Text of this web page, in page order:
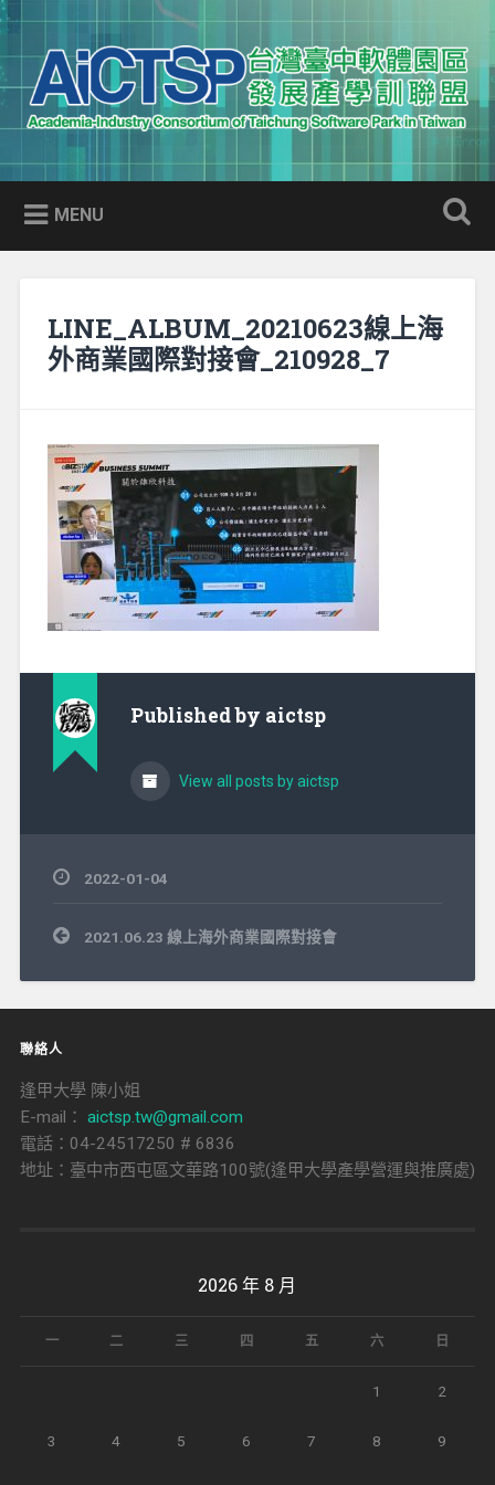
Skip
to
content
Search
AICTSP 台灣臺中軟體園區發展
產學訓聯盟
Academia-Industry Consortium of Taichung Software Park
in Taiwan
MENU
LINE_ALBUM_20210623線上海
外商業國際對接會_210928_7
Published by aictsp
View all posts by aictsp
2022-01-04
文
章
覽
2021.06.23 線上海外商業國際對接會
聯絡人
逢甲大學 陳小姐
E-mail： aictsp.tw@gmail.com
電話：04-24517250 # 6836
地址：臺中市西屯區文華路100號(逢甲大學產學營運與推廣處)
2026 年 8 月
一 二 三 四 五 六 日
1 2
3 4 5 6 7 8 9